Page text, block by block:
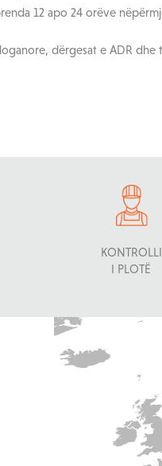
12 apo 24 orëve
dërgesat e ADR
KONTROLLI
I PLOTË